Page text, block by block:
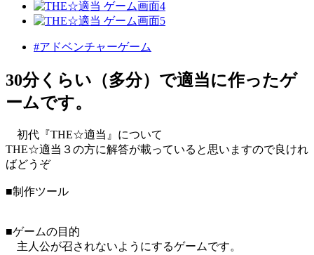
#アドベンチャーゲーム
30分くらい（多分）で適当に作ったゲ
ームです。
初代『THE☆適当』について
THE☆適当３の方に解答が載っていると思いますので良けれ
ばどうぞ
■制作ツール
■ゲームの目的
主人公が召されないようにするゲームです。